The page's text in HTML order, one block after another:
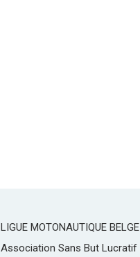
LIGUE MOTONAUTIQUE BELGE
Association Sans But Lucratif